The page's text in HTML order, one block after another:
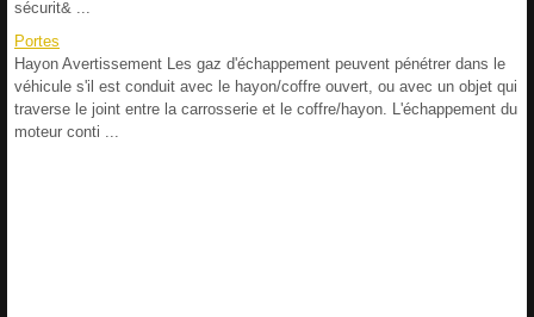
sécurit& ...
Portes
Hayon Avertissement Les gaz d'échappement peuvent pénétrer dans le
véhicule s'il est conduit avec le hayon/coffre ouvert, ou avec un objet qui
traverse le joint entre la carrosserie et le coffre/hayon. L'échappement du
moteur conti ...